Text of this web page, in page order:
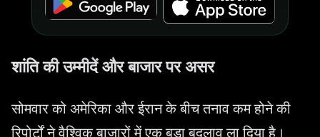
शांति की उम्मीदें और बाजार पर असर
सोमवार को अमेरिका और ईरान के बीच तनाव कम होने की
रिपोर्टों ने वैश्विक बाजारों में एक बड़ा बदलाव ला दिया है।